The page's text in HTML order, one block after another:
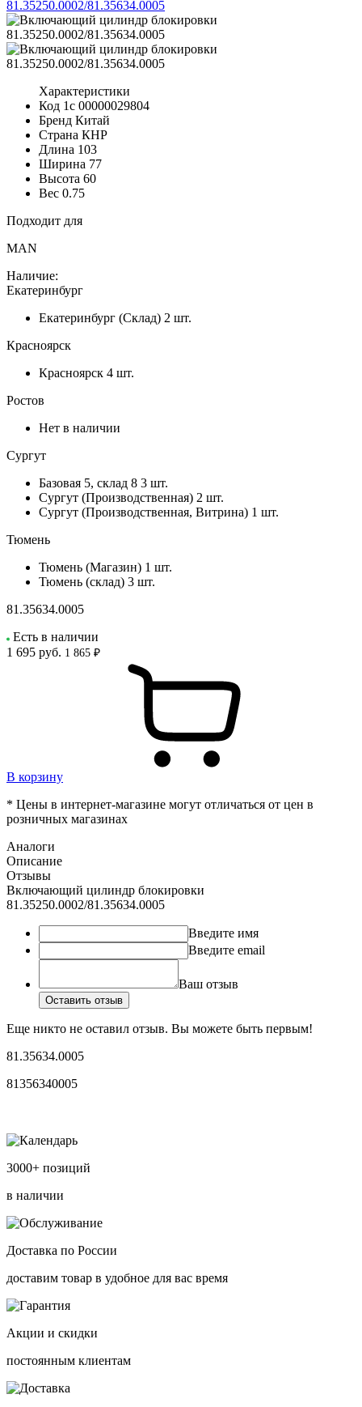
Характеристики
Код 1с 00000029804
Бренд Китай
Страна КНР
Длина 103
Ширина 77
Высота 60
Вес 0.75
Подходит для
MAN
Наличие:
Екатеринбург
Екатеринбург (Склад) 2 шт.
Красноярск
Красноярск 4 шт.
Ростов
Нет в наличии
Сургут
Базовая 5, склад 8 3 шт.
Сургут (Производственная) 2 шт.
Сургут (Производственная, Витрина) 1 шт.
Тюмень
Тюмень (Магазин) 1 шт.
Тюмень (склад) 3 шт.
81.35634.0005
Есть в наличии
1 695 руб. 1 865 ₽
В корзину
* Цены в интернет-магазине могут отличаться от цен в
розничных магазинах
Аналоги
Описание
Отзывы
Включающий цилиндр блокировки
81.35250.0002/81.35634.0005
Введите имя
Введите email
Ваш отзыв
Оставить отзыв
Еще никто не оставил отзыв. Вы можете быть первым!
81.35634.0005
81356340005
3000+ позиций
в наличии
Доставка по России
доставим товар в удобное для вас время
Акции и скидки
постоянным клиентам